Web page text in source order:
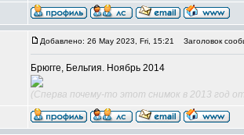
Добавлено: 26 May 2023, Fri, 15:21 Заголовок
Брюгге, Бельгия. Ноябрь 2014
(Сперва почему-то этот снимок в 2013 год